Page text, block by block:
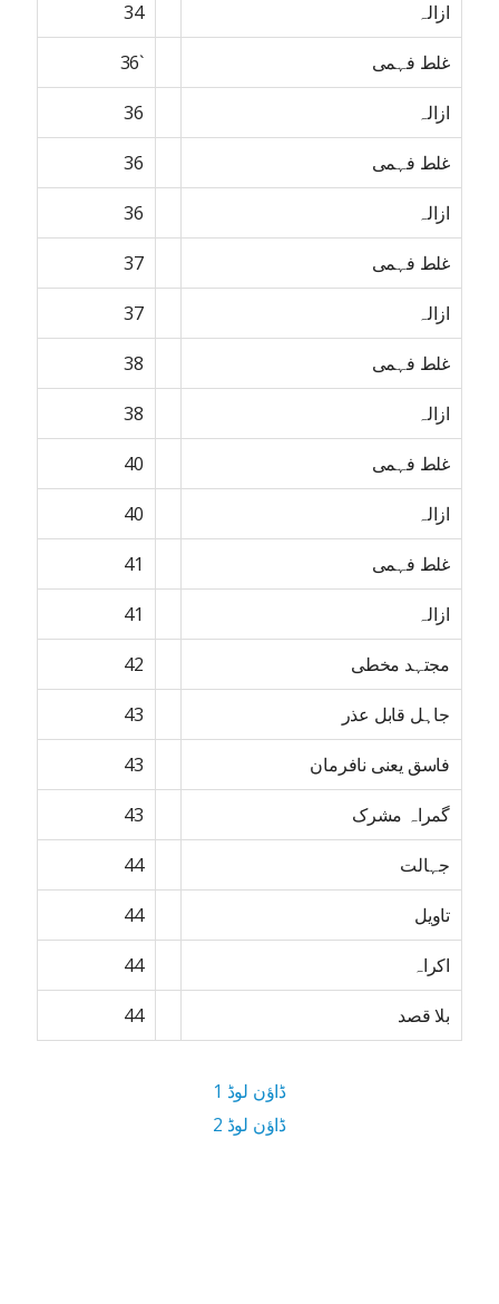
ازالہ 34
غلط فہمی `36
ازالہ 36
غلط فہمی 36
ازالہ 36
غلط فہمی 37
ازالہ 37
غلط فہمی 38
ازالہ 38
غلط فہمی 40
ازالہ 40
غلط فہمی 41
ازالہ 41
مجتہد مخطی 42
جاہل قابل عذر 43
فاسق یعنی نافرمان 43
گمراہ مشرک 43
جہالت 44
تاویل 44
اکراہ 44
بلا قصد 44
ڈاؤن لوڈ 1
ڈاؤن لوڈ 2